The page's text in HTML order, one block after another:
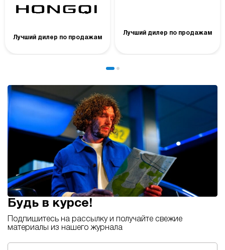
Лучший дилер по продажам
Лучший дилер по продажам
Будь в курсе!
Подпишитесь на рассылку и получайте свежие
материалы из нашего журнала